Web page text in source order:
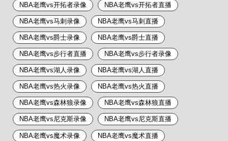
NBA老鹰vs开拓者录像 NBA老鹰vs开拓者直播
NBA老鹰vs马刺录像 NBA老鹰vs马刺直播
NBA老鹰vs爵士录像 NBA老鹰vs爵士直播
NBA老鹰vs步行者直播 NBA老鹰vs步行者录像
NBA老鹰vs湖人录像 NBA老鹰vs湖人直播
NBA老鹰vs热火录像 NBA老鹰vs热火直播
NBA老鹰vs森林狼录像 NBA老鹰vs森林狼直播
NBA老鹰vs尼克斯录像 NBA老鹰vs尼克斯直播
NBA老鹰vs魔术录像 NBA老鹰vs魔术直播